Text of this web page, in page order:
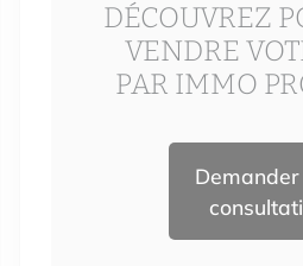
DÉCOUVREZ
VENDRE
PAR IMMO
Demander